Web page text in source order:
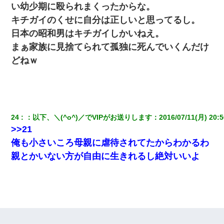
い幼少期に殴られまくったからな。
キチガイのくせに自分は正しいと思ってるし。
日本の昭和男はキチガイしかいねえ。
まぁ家族に見捨てられて孤独に死んでいくんだけ
どねｗ
24 ： 以下、＼(^o^)／でVIPがお送りします ：2016/07/11(月)
>>21
俺も小さいころ母親に虐待されてたからわかるわ
親とかいない方が自由に生きれるし絶対いいよ